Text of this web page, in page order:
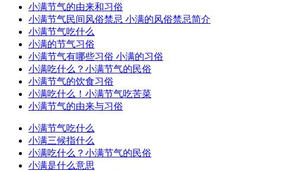
小满节气的由来和习俗
小满节气民间风俗禁忌 小满的风俗禁忌简介
小满节气吃什么
小满的节气习俗
小满节气有哪些习俗 小满的习俗
小满吃什么？小满节气的民俗
小满节气的饮食习俗
小满吃什么！小满节气吃苦菜
小满节气的由来与习俗
小满节气吃什么
小满三候指什么
小满吃什么？小满节气的民俗
小满是什么意思